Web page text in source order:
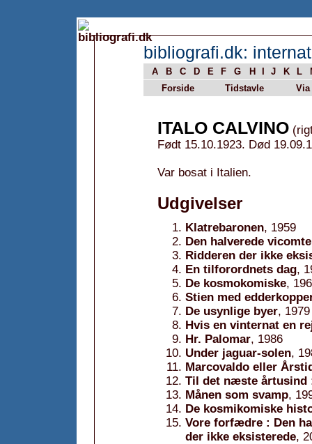
bibliografi.dk:
A B C D E F G H J K L
Forside
Tidstavle Via
ITALO CALVINO
Født 15.10.1923. Død
Var bosat i Italien.
Udgivelser
Klatrebaronen, 1959
Den halverede vicomte
Ridderen der ikke
En tilforordnets dag,
De kosmokomiske,
Stien med
De usynlige byer, 1979
Hvis en vinternat en
Hr. Palomar, 1986
Under jaguar-solen,
Marcovaldo eller
Til det næste årtusind
Månen som svamp,
De kosmikomiske
Vore forfædre : Den
der ikke eksisterede,